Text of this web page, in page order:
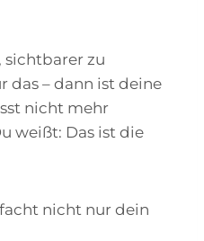
sichtbarer zu
das – dann ist deine
nicht mehr
weißt: Das ist die
nicht nur dein